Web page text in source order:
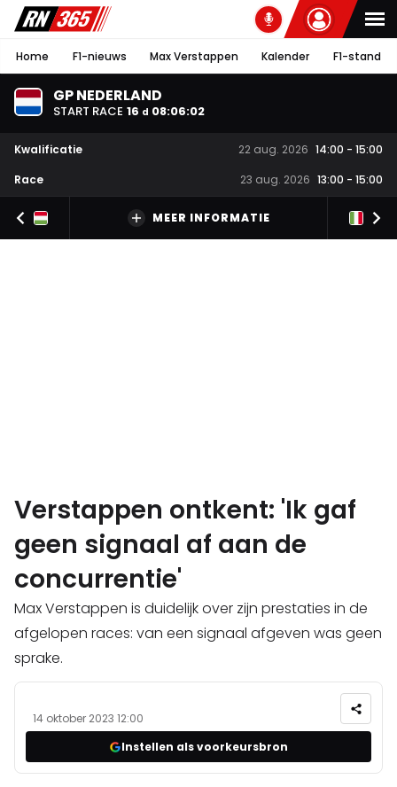
Home F1-nieuws Max Verstappen Kalender F1-stand
GP NEDERLAND
START RACE 16 d 08:06:01
Kwalificatie 22 aug. 2026 14:00 - 15:00
Race
23 aug. 2026 13:00 - 15:00
MEER INFORMATIE
Verstappen ontkent: 'Ik gaf
geen signaal af aan de
concurrentie'
Max Verstappen is duidelijk over zijn prestaties in de
afgelopen races: van een signaal afgeven was geen
sprake.
14 oktober 2023 12:00
Instellen als voorkeursbron